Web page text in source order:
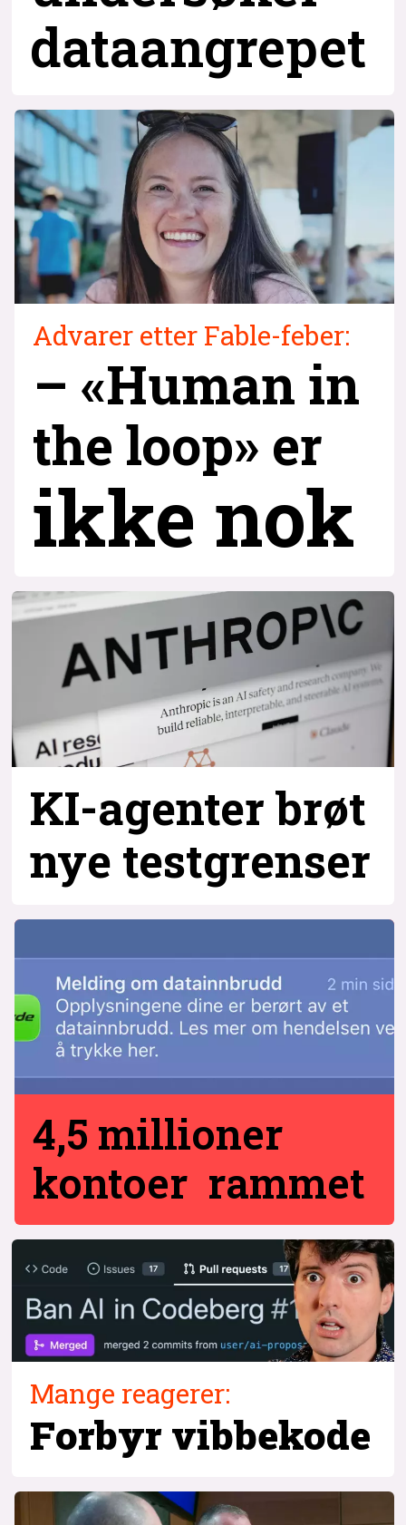
dataangrepet
Advarer etter Fable-feber:
– «Human in
the loop» er
ikke nok
KI-agenter brøt
nye testgrenser
4,5 millioner
kontoer rammet
Mange reagerer:
Forbyrvibbekode